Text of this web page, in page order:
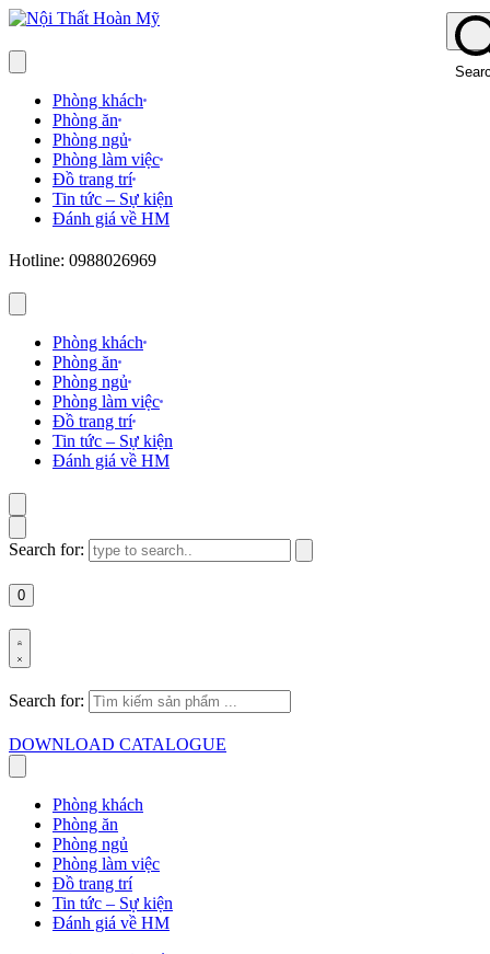
Phòng khách
Phòng ăn
Phòng ngủ
Phòng làm việc
Đồ trang trí
Tin tức – Sự kiện
Đánh giá về HM
Hotline: 0988026969
Phòng khách
Phòng ăn
Phòng ngủ
Phòng làm việc
Đồ trang trí
Tin tức – Sự kiện
Đánh giá về HM
Search for:
0
Search for:
DOWNLOAD CATALOGUE
Phòng khách
Phòng ăn
Phòng ngủ
Phòng làm việc
Đồ trang trí
Tin tức – Sự kiện
Đánh giá về HM